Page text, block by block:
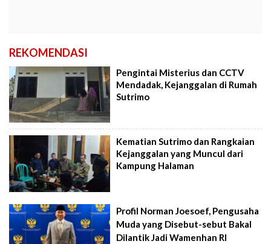
REKOMENDASI
Pengintai Misterius dan CCTV
Mendadak, Kejanggalan di Rumah
Sutrimo
Kematian Sutrimo dan Rangkaian
Kejanggalan yang Muncul dari
Kampung Halaman
Profil Norman Joesoef, Pengusaha
Muda yang Disebut-sebut Bakal
Dilantik Jadi Wamenhan RI